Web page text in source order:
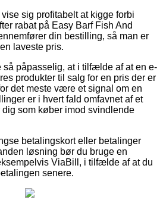
sig profitabelt at kigge forbi
rabat på Easy Barf Fish And
din bestilling, så man er
laveste pris.
påpasselig, at i tilfælde af at en e-
produkter til salg for en pris der er
det meste være et signal om en
er i hvert fald omfavnet af et
som køber imod svindlende
betalingskort eller betalinger
løsning bør du bruge en
ViaBill, i tilfælde af at du
senere.